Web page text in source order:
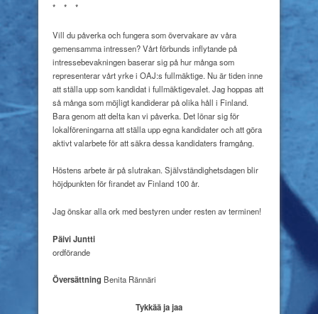
* * *
Vill du påverka och fungera som övervakare av våra
gemensamma intressen? Vårt förbunds inflytande på
intressebevakningen baserar sig på hur många som
representerar vårt yrke i OAJ:s fullmäktige. Nu är tiden inne
att ställa upp som kandidat i fullmäktigevalet. Jag hoppas att
så många som möjligt kandiderar på olika håll i Finland.
Bara genom att delta kan vi påverka. Det lönar sig för
lokalföreningarna att ställa upp egna kandidater och att göra
aktivt valarbete för att säkra dessa kandidaters framgång.
Höstens arbete är på slutrakan. Självständighetsdagen blir
höjdpunkten för firandet av Finland 100 år.
Jag önskar alla ork med bestyren under resten av terminen!
Päivi Juntti
ordförande
Översättning Benita Rännäri
Tykkää ja jaa